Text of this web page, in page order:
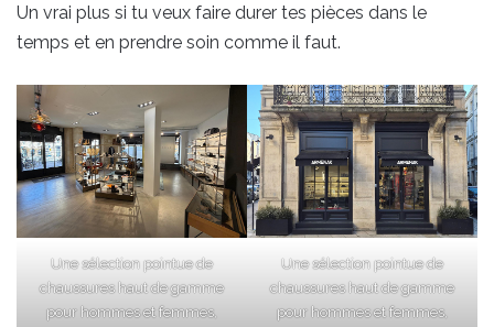
Un vrai plus si tu veux faire durer tes pièces dans le
temps et en prendre soin comme il faut.
Une sélection pointue de
chaussures haut de gamme
pour hommes et femmes,
Une sélection pointue de
chaussures haut de gamme
pour hommes et femmes,